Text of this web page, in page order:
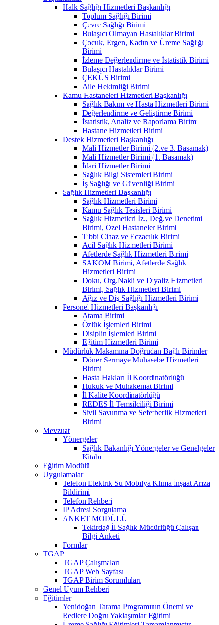
Halk Sağlığı Hizmetleri Başkanlığı
Toplum Sağlığı Birimi
Çevre Sağlığı Birimi
Bulaşıcı Olmayan Hastalıklar Birimi
Çocuk, Ergen, Kadın ve Üreme Sağlığı
Birimi
İzleme Değerlendirme ve İstatistik Birimi
Bulaşıcı Hastalıklar Birimi
ÇEKÜS Birimi
Aile Hekimliği Birimi
Kamu Hastaneleri Hizmetleri Başkanlığı
Sağlık Bakım ve Hasta Hizmetleri Birimi
Değerlendirme ve Geliştirme Birimi
İstatistik, Analiz ve Raporlama Birimi
Hastane Hizmetleri Birimi
Destek Hizmetleri Başkanlığı
Mali Hizmetler Birimi (2.ve 3. Basamak)
Mali Hizmetler Birimi (1. Basamak)
İdari Hizmetler Birimi
Sağlık Bilgi Sistemleri Birimi
İş Sağlığı ve Güvenliği Birimi
Sağlık Hizmetleri Başkanlığı
Sağlık Hizmetleri Birimi
Kamu Sağlık Tesisleri Birimi
Sağlık Hizmetleri İz., Değ.ve Denetimi
Birimi, Özel Hastaneler Birimi
Tıbbi Cihaz ve Eczacılık Birimi
Acil Sağlık Hizmetleri Birimi
Afetlerde Sağlık Hizmetleri Birimi
SAKOM Birimi, Afetlerde Sağlık
Hizmetleri Birimi
Doku, Org.Nakli ve Diyaliz Hizmetleri
Birimi, Sağlık Hizmetleri Birimi
Ağız ve Diş Sağlığı Hizmetleri Birimi
Personel Hizmetleri Başkanlığı
Atama Birimi
Özlük İşlemleri Birimi
Disiplin İşlemleri Birimi
Eğitim Hizmetleri Birimi
Müdürlük Makamına Doğrudan Bağlı Birimler
Döner Sermaye Muhasebe Hizmetleri
Birimi
Hasta Hakları İl Koordinatörlüğü
Hukuk ve Muhakemat Birimi
İl Kalite Koordinatörlüğü
REDES İl Temsilciliği Birimi
Sivil Savunma ve Seferberlik Hizmetleri
Birimi
Mevzuat
Yönergeler
Sağlık Bakanlığı Yönergeler ve Genelgeler
Kitabı
Eğitim Modülü
Uygulamalar
Telefon Elektrik Su Mobilya Klima İnşaat Arıza
Bildirimi
Telefon Rehberi
IP Adresi Sorgulama
ANKET MODÜLÜ
Tekirdağ İl Sağlık Müdürlüğü Çalışan
Bilgi Anketi
Formlar
TGAP
TGAP Çalışmaları
TGAP Web Sayfası
TGAP Birim Sorumluları
Genel Uyum Rehberi
Eğitimler
Yenidoğan Tarama Programının Önemi ve
Redlere Doğru Yaklaşımlar Eğitimi